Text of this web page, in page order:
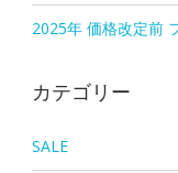
2025年 価格改定前
カテゴリー
SALE